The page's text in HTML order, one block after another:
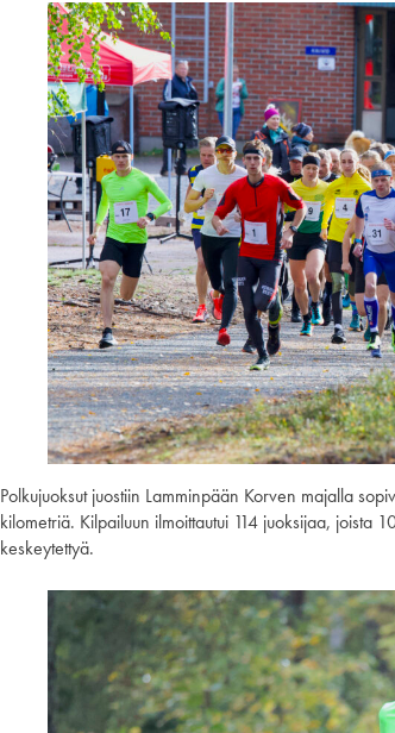
Polkujuoksut juostiin Lamminpään Korven majalla
kilometriä. Kilpailuun ilmoittautui 114 juoksijaa, joista
keskeytettyä.